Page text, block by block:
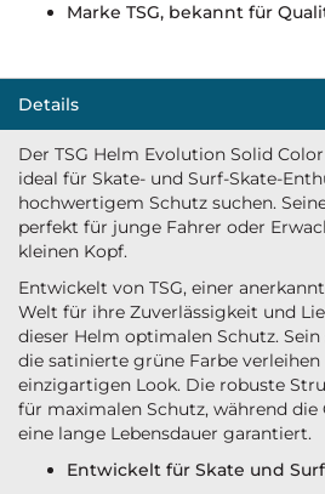
Marke TSG, bekannt für
Details
Der TSG Helm Evolution Solid
ideal für Skate- und Surf-Skate-
hochwertigem Schutz suchen.
perfekt für junge Fahrer oder
kleinen Kopf.
Entwickelt von TSG, einer
Welt für ihre Zuverlässigkeit und
dieser Helm optimalen Schutz.
die satinierte grüne Farbe
einzigartigen Look. Die robuste
für maximalen Schutz, während die
eine lange Lebensdauer garantiert.
Entwickelt für Skate und